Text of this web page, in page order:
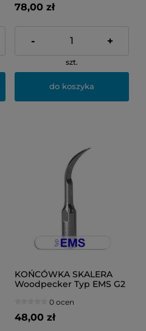
78,00 zł
- +
szt.
do koszyka
KOŃCÓWKA SKALERA
Woodpecker Typ EMS G2
0 ocen
48,00 zł